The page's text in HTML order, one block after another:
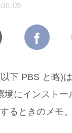
下 PBS と略)
境にインスト
るときのメモ。